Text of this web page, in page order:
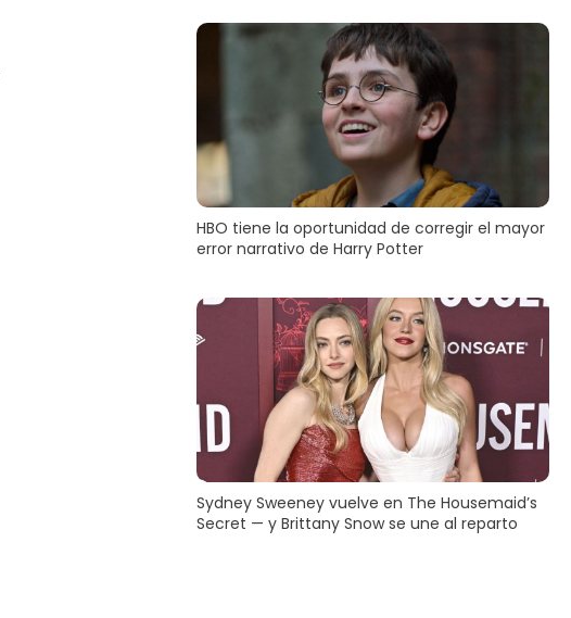
HBO tiene la oportunidad de corregir el mayor
error narrativo de Harry Potter
Sydney Sweeney vuelve en The Housemaid’s
Secret — y Brittany Snow se une al reparto